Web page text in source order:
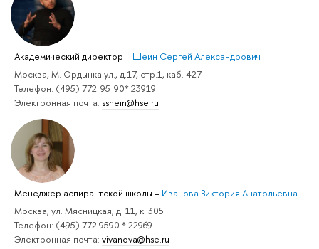
Академический директор – Шеин Сергей Александрович
Москва, М. Ордынка ул., д.17, стр.1, каб. 427
Телефон: (495) 772-95-90* 23919
Электронная почта: sshein@hse.ru
Менеджер аспирантской школы – Иванова Виктория Анатольевна
Москва, ул. Мясницкая, д. 11, к. 305
Телефон: (495) 772 9590 * 22969
Электронная почта: vivanova@hse.ru